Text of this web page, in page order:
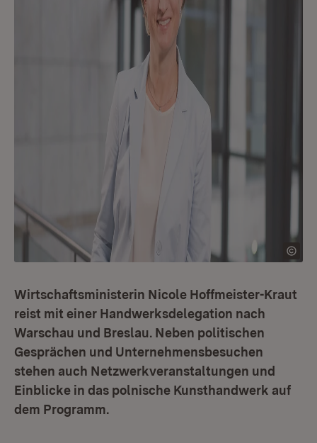
Wirtschaftsministerin Nicole Hoffmeister-Kraut
reist mit einer Handwerksdelegation nach
Warschau und Breslau. Neben politischen
Gesprächen und Unternehmensbesuchen
stehen auch Netzwerkveranstaltungen und
Einblicke in das polnische Kunsthandwerk auf
dem Programm.